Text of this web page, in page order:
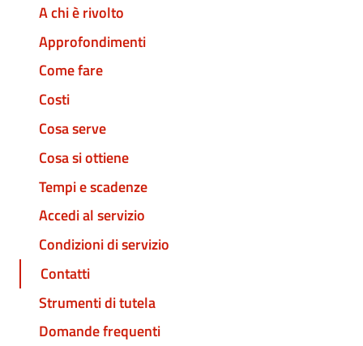
A chi è rivolto
Approfondimenti
Come fare
Costi
Cosa serve
Cosa si ottiene
Tempi e scadenze
Accedi al servizio
Condizioni di servizio
Contatti
Strumenti di tutela
Domande frequenti